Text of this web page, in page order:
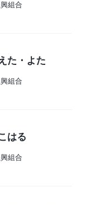
組合
た・よた
組合
はる
組合